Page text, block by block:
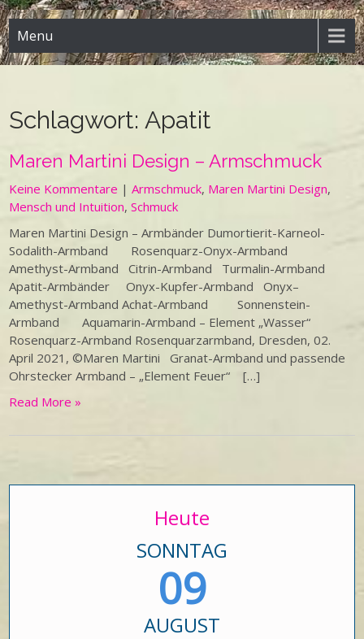
Menu
Schlagwort:Apatit
Maren Martini Design – Armschmuck
Keine Kommentare |Armschmuck, Maren Martini Design,
Mensch und Intuition,Schmuck
Maren Martini Design – Armbänder Dumortierit-Karneol-
Sodalith-Armband Rosenquarz-Onyx-Armband
Amethyst-Armband Citrin-Armband Turmalin-Armband
Apatit-Armbänder Onyx-Kupfer-Armband Onyx–
Amethyst-Armband Achat-Armband Sonnenstein-
Armband Aquamarin-Armband – Element „Wasser“
Rosenquarz-Armband Rosenquarzarmband, Dresden, 02.
April 2021, ©Maren Martini Granat-Armband und passende
Ohrstecker Armband – „Element Feuer“ […]
Read More »
Heute
SONNTAG
09
AUGUST